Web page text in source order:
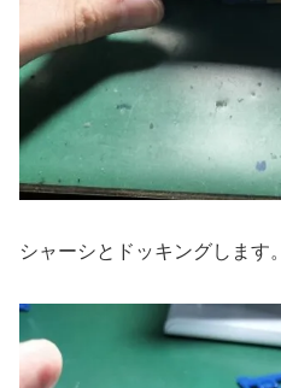
シャーシとドッキングします。